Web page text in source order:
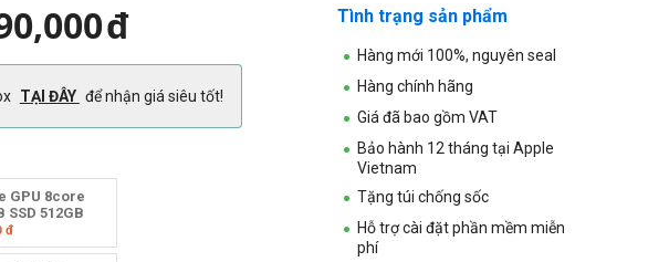
đ
TẠI ĐÂY để nhận giá siêu tốt!
GPU 8core
SSD 512GB
đ
Tình trạng sản phẩm
Hàng mới 100%, nguyên seal
Hàng chính hãng
Giá đã bao gồm VAT
Bảo hành 12 tháng tại Apple
Vietnam
Tặng túi chống sốc
Hỗ trợ cài đặt phần mềm miễn
phí